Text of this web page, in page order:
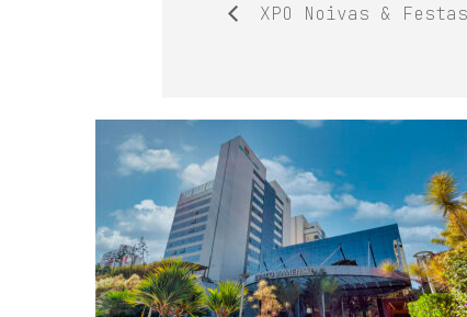
XPO Noivas &